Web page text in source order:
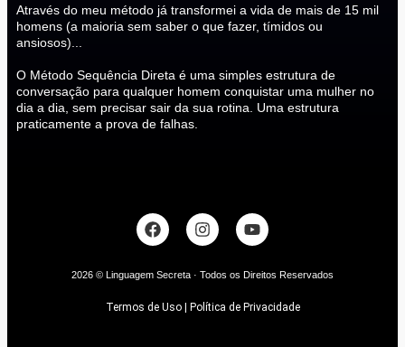
Através do meu método já transformei a vida de mais de 15 mil
homens (a maioria sem saber o que fazer, tímidos ou
ansiosos)...
O Método Sequência Direta é uma simples estrutura de
conversação para qualquer homem conquistar uma mulher no
dia a dia, sem precisar sair da sua rotina. Uma estrutura
praticamente a prova de falhas.
2026 © Linguagem Secreta · Todos os Direitos Reservados
Termos de Uso | Política de Privacidade